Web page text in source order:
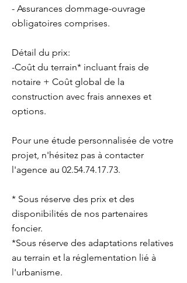
- Assurances dommage-ouvrage
obligatoires comprises.
Détail du prix:
-Coût du terrain* incluant frais de
notaire + Coût global de la
construction avec frais annexes et
options.
Pour une étude personnalisée de votre
projet, n'hésitez pas à contacter
l'agence au 02.54.74.17.73.
* Sous réserve des prix et des
disponibilités de nos partenaires
foncier.
*Sous réserve des adaptations relatives
au terrain et la réglementation lié à
l'urbanisme.